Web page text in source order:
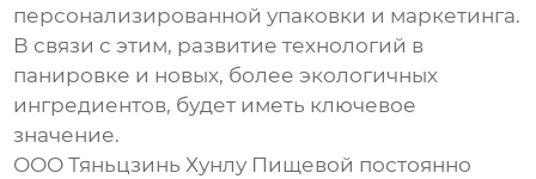
персонализированной упаковки и маркетинга.
В связи с этим, развитие технологий в
панировке и новых, более экологичных
ингредиентов, будет иметь ключевое
значение.
ООО Тяньцзинь Хунлу Пищевой постоянно